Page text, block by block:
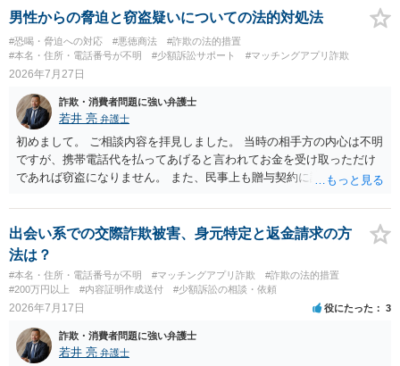
男性からの脅迫と窃盗疑いについての法的対処法
#恐喝・脅迫への対応 #悪徳商法
#詐欺の法的措置
#本名・住所・電話番号が不明
#少額訴訟サポート #マッチングアプリ詐欺
2026年7月27日
詐欺・消費者問題に強い弁護士
若井 亮 弁護士
初めまして。 ご相談内容を拝見しました。 当時の相手方の内心は不明
ですが、携帯電話代を払ってあげると言われてお金を受け取っただけ
であれば窃盗になりません。 また、民事上も贈与契約に該当すると思
ず、可能であればブロックをするようにしてください。 ご不安であれ
ば、最寄りの警察署に相談をしても良いかもしれません。 以上、ご参
考になれば幸いです。
出会い系での交際詐欺被害、身元特定と返金請求の方
法は？
#本名・住所・電話番号が不明 #マッチングアプリ詐欺
#詐欺の法的措置
#200万円以上
#内容証明作成送付 #少額訴訟の相談・依頼
2026年7月17日 役にたった 3
詐欺・消費者問題に強い弁護士
若井 亮 弁護士